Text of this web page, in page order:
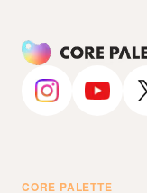
CORE PALETTE